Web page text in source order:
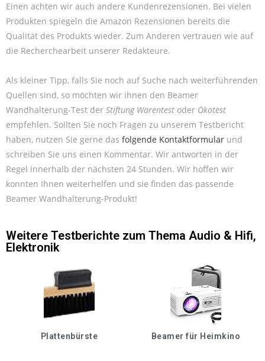
Einen achten wir auch andere Kundenrezensionen. Bei vielen
Produkten spiegeln die Amazon Rezensionen bereits die
Qualität des Produkts wieder. Zum Anderen vertrauen wie auf
die Recherchearbeit unserer Redakteure.
Als kleiner Tipp, falls Sie noch auf Suche nach weiterführenden
Quellen sind, so möchten wir ihnen den Beamer
Wandhalterung-Test der Stiftung Warentest oder Ökotest
empfehlen. Sollten Sie noch Fragen zu unserem Testbericht
haben, nutzen Sie gerne das folgende Kontaktformular und
schreiben Sie uns einen Kommentar. Wir antworten in der
Regel innerhalb der nächsten 24 Stunden. Wir hoffen wir
konnten Ihnen weiterhelfen und sie finden das passende
Beamer Wandhalterung-Produkt!
Weitere Testberichte zum Thema Audio & Hifi,
Elektronik
Plattenbürste Beamer für Heimkino